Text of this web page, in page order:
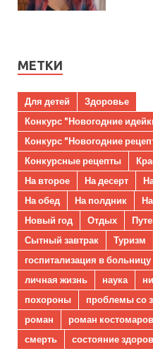
МЕТКИ
Для детей
Здоровье
Конкурс "Новогодние
Конкурс "Новогодние
Конкурсные рецепты
На второе
На десерт
На обед
На полдник
Новый год
Отдых
Сытный завтрак
Туризм
госпитализация в больницу
личная жизнь
наука
похороны
проблемы со
роман
роман костомаров
смерть
состояние